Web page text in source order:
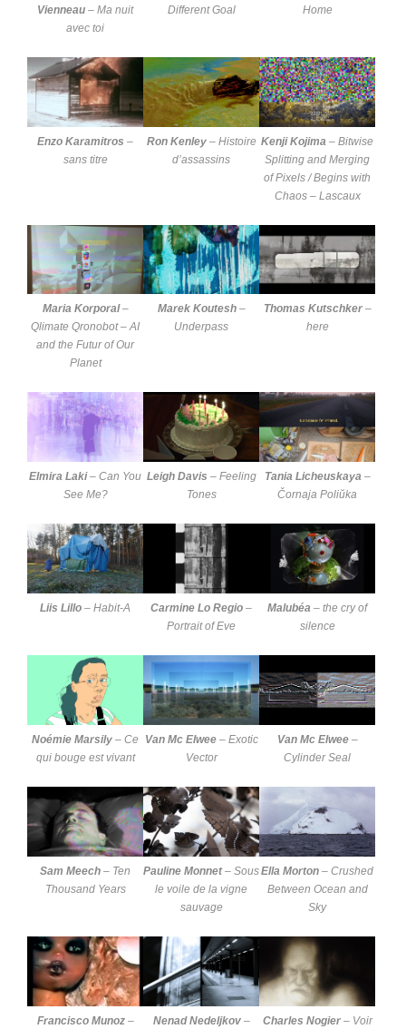
Vienneau –Ma nuit
avec toi
Different Goal Home
Enzo Karamitros –
sans titre
Ron Kenley– Histoire
d’assassins
Kenji Kojima –Bitwise
Splitting and Merging
of Pixels / Begins with
Chaos – Lascaux
Maria Korporal–
Qlimate Qronobot – AI
and the Futur of Our
Planet
Marek Koutesh–
Underpass
Thomas Kutschker–
here
Elmira Laki–Can You
See Me?
Leigh Davis – Feeling
Tones
Tania Licheuskaya–
Čornaja Poliŭka
Liis Lillo –Habit-A Carmine Lo Regio –
Portrait of Eve
Malubéa –the cry of
silence
Noémie Marsily –Ce
qui bouge est vivant
Van Mc Elwee– Exotic
Vector
Van Mc Elwee–
Cylinder Seal
Sam Meech – Ten
Thousand Years
Pauline Monnet–Sous
le voile de la vigne
sauvage
Ella Morton –Crushed
Between Ocean and
Sky
Francisco Munoz–
Nenad Nedeljkov–
Charles Nogier– Voir